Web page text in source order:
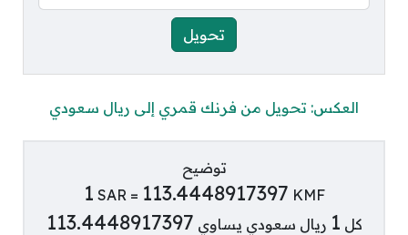
العكس: تحويل من فرنك قمري إلى ريال سعودي
توضيح
1 SAR = 113.4448917397 KMF
كل 1 ريال سعودي يساوي 113.4448917397